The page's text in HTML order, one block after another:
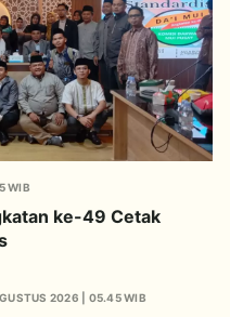
WIB
ke-49 Cetak
2026 | 05.45 WIB